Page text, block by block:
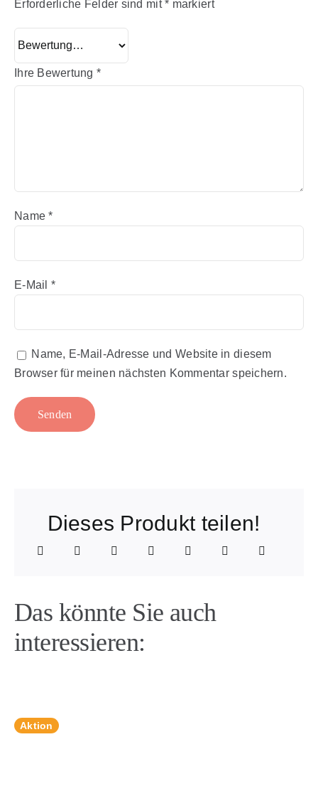
Erforderliche Felder sind mit* markiert
Ihre Bewertung*
Name*
E-Mail *
Name, E-Mail-Adresse und Website in diesem
Browser für meinen nächsten Kommentar speichern.
Dieses Produkt teilen!
Das könnte Sie auch
interessieren:
Aktion